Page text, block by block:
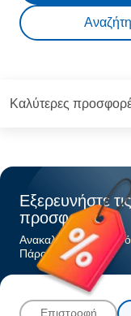
Καλύτερες
Εξερευνήστε
προσφορές
Ανακαλύψτε τις
Πάροςπρος Αθήνα
Επιστροφή